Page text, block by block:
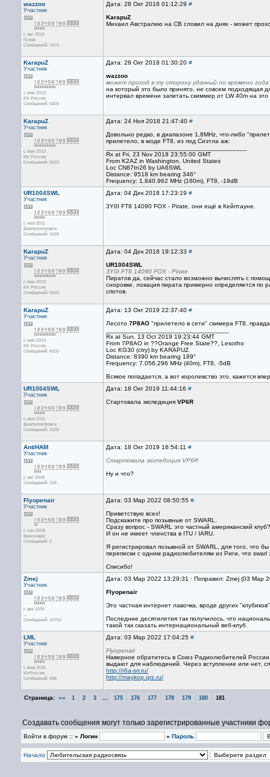
wazzoo
Участник
с авг 2016
Псков
Сообщений: 7674
Дата: 28 Окт 2018 01:12:29 #
KarapuZ
Михаил Австралию на СВ словил на днях - может
KarapuZ
Участник
с июн 2013
Юг России
Сообщений: 6003
Дата: 28 Окт 2018 01:30:20 #
wazzoo
может проход в ту сторону удачный по времени
на который это было принято, не совсем подходящая
интервал времени запитать скиммер от LW 40m на
KarapuZ
Участник
с июн 2013
Юг России
Сообщений: 6003
Дата: 24 Ноя 2018 21:47:40 #
Довольно редко, в диапазоне 1,8MHz, что-либо
прилетело, в моде FT8, из под Сиэтла аж:
Rx at Fri, 23 Nov 2018 23:55:00 GMT
From K2AZ in Washington, United States
Loc CN87tn26 by UA6SWL
Distance: 9518 km bearing 346°
Frequency: 1.840.962 MHz (160m), FT8, -19dB
UR1004SWL
Участник
с июл 2011
Днепропетровск
Сообщений: 1639
Дата: 04 Дек 2018 17:23:19 #
3Y0I FT8 14090 FOX - Pirate, они ещё в Кейптауне.
KarapuZ
Участник
с июн 2013
Юг России
Сообщений: 6003
Дата: 04 Дек 2018 19:12:33 #
UR1004SWL
3Y0I FT8 14090 FOX - Pirate
Пиратов да, сейчас стало возможно вычислять с
сноровке, локация пирата примерно определяется по
спотов.
KarapuZ
Участник
с июн 2013
Юг России
Сообщений: 6003
Дата: 13 Окт 2019 22:37:40 #
Лесото 7P8AO "прилетело в сети" скимера FT8,
Rx at Sun, 13 Oct 2019 19:23:44 GMT
From 7P8AO in ??Orange Free State??, Lesotho
Loc KG30 (ctry) by KARAPUZ
Distance: 8390 km bearing 189°
Frequency: 7.056.296 MHz (40m), FT8, -5dB
Всякое попадается, а вот королевство это, кажется
UR1004SWL
Участник
с июл 2011
Днепропетровск
Сообщений: 1639
Дата: 18 Окт 2019 11:44:16 #
Стартовала экспедиция VP6R
AntiHAM
Участник
с авг 2008
Сообщений: 106
Дата: 18 Окт 2019 16:54:11 #
Стартовала экспедиция VP6R
Ну и что?
Flyopenair
Участник
с сен 2018
Краснодар
Сообщений: 2
Дата: 03 Мар 2022 08:50:55 #
Приветствую всех!
Подскажите про позывные от SWARL.
Сразу вопрос - SWARL это частный американский клуб?
И он не имеет членства в ITU / IARU.
Я регистрировал позывной от SWARL, для того, что
переписки с одним радиолюбителям из Риги, что swarl
Списибо!
Zmej
Участник
с дек 2005
...
Сообщений: 10762
Дата: 03 Мар 2022 13:29:31 · Поправил: Zmej (03 Мар
Flyopenair
Это частная интернет лавочка, вроде других
Последние десятилетия так получилось, что
такой так сказать интернациональный веб-клуб.
LML
Участник
с фев 2011
ЮгРоссии
Сообщений: 588
Дата: 03 Мар 2022 17:04:25 #
Flyopenair
Наверное обратитесь в Союз Радиолюбителей
выдают для наблюдений. Через вступление или нет,
http://r6a-srr.ru/
http://maykop.qrz.ru/
Страница: «« 1 2 3 175 176 177 178 179 180 181
Создавать сообщения могут только зарегистрированные участники
Войти в форум :: » Логин » Пароль
Начало